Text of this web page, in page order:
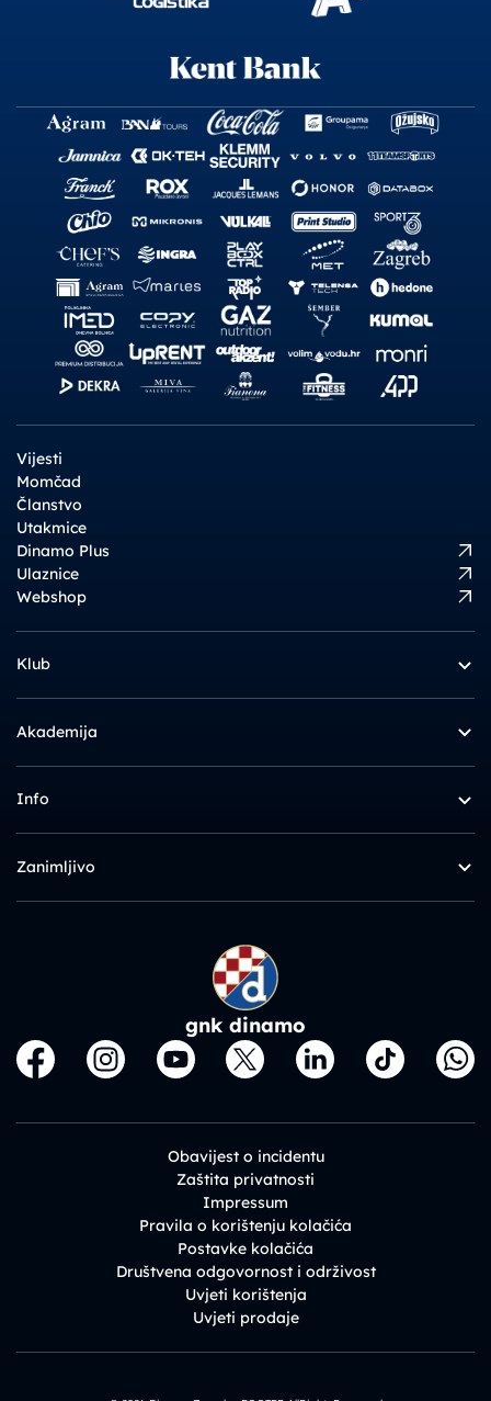
Vijesti
Momčad
Članstvo
Utakmice
Dinamo Plus
Ulaznice
Webshop
Klub
Akademija
Info
Zanimljivo
gnk dinamo
Obavijest o incidentu
Zaštita privatnosti
Impressum
Pravila o korištenju kolačića
Postavke kolačića
Društvena odgovornost i održivost
Uvjeti korištenja
Uvjeti prodaje